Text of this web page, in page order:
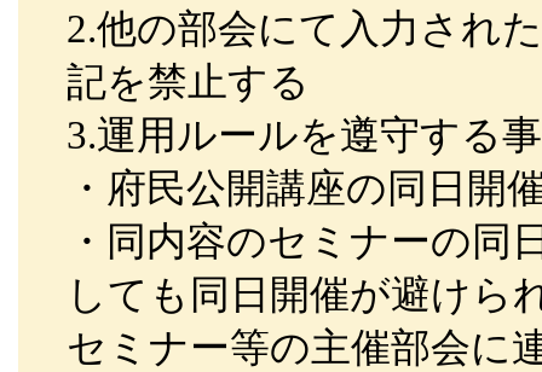
2.他の部会にて入力され
記を禁止する
3.運用ルールを遵守する事
・府民公開講座の同日開
・同内容のセミナーの同
しても同日開催が避けら
セミナー等の主催部会に